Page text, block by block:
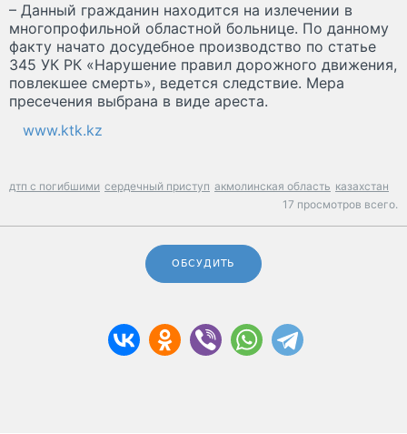
– Данный гражданин находится на излечении в
многопрофильной областной больнице. По данному
факту начато досудебное производство по статье
345 УК РК «Нарушение правил дорожного движения,
повлекшее смерть», ведется следствие. Мера
пресечения выбрана в виде ареста.
www.ktk.kz
дтп с погибшими сердечный приступ акмолинская область казахстан
17 просмотров всего.
ОБСУДИТЬ